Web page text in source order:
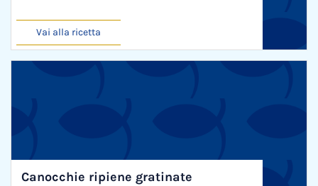
Vai alla ricetta
Canocchie ripiene gratinate